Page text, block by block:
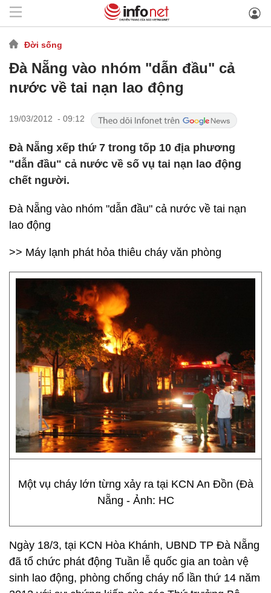
Đời sống
Đà Nẵng vào nhóm "dẫn đầu" cả
nước về tai nạn lao động
19/03/2012 - 09:12
Đà Nẵng xếp thứ 7 trong tốp 10 địa phương
"dẫn đầu" cả nước về số vụ tai nạn lao động
chết người.
Đà Nẵng vào nhóm "dẫn đầu" cả nước về tai nạn
lao động
>> Máy lạnh phát hỏa thiêu cháy văn phòng
Một vụ cháy lớn từng xảy ra tại KCN An Đồn (Đà
Nẵng - Ảnh: HC
Ngày 18/3, tại KCN Hòa Khánh, UBND TP Đà Nẵng
đã tổ chức phát động Tuần lễ quốc gia an toàn vệ
sinh lao động, phòng chống cháy nổ lần thứ 14 năm